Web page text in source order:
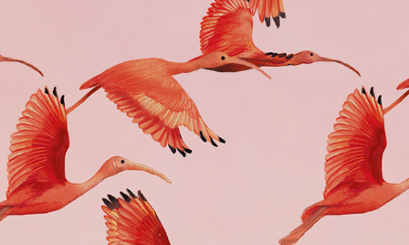
Pascoa Luisa Abram 2024